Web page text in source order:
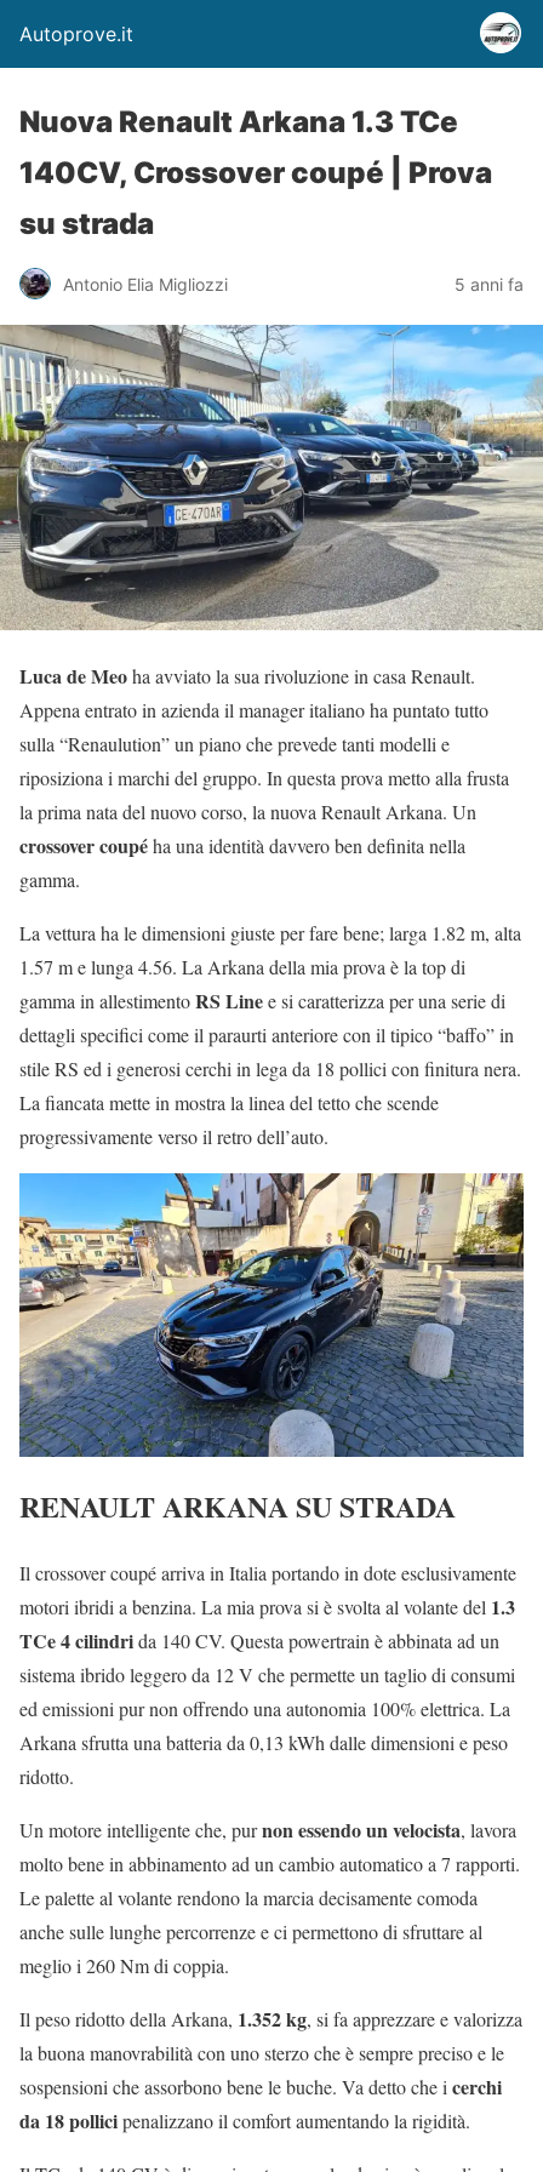
Autoprove.it
Nuova Renault Arkana 1.3 TCe
140CV, Crossover coupé | Prova
su strada
Antonio Elia Migliozzi 5 anni fa
Luca de Meoha avviato la sua rivoluzione in casa Renault.
Appena entrato in azienda il manager italiano ha puntato tutto
sulla “Renaulution” un piano che prevede tanti modelli e
riposiziona i marchi del gruppo. In questa prova metto alla frusta
la prima nata del nuovo corso, la nuova Renault Arkana. Un
crossover coupéha una identità davvero ben definita nella
gamma.
La vettura ha le dimensioni giuste per fare bene; larga 1.82 m, alta
1.57 m e lunga 4.56. La Arkana della mia prova è la top di
gamma in allestimentoRS Linee si caratterizza per una serie di
dettagli specifici come il paraurti anteriore con il tipico “baffo” in
stile RS ed i generosi cerchi in lega da 18 pollici con finitura nera.
La fiancata mette in mostra la linea del tetto che scende
progressivamente verso il retro dell’auto.
RENAULT ARKANA SU STRADA
Il crossover coupé arriva in Italia portando in dote esclusivamente
motori ibridi a benzina. La mia prova si è svolta al volante del 1.3
TCe 4 cilindrida 140 CV. Questa powertrain è abbinata ad un
sistema ibrido leggero da 12 V che permette un taglio di consumi
ed emissioni pur non offrendo una autonomia 100% elettrica. La
Arkana sfrutta una batteria da 0,13 kWh dalle dimensioni e peso
ridotto.
Un motore intelligente che, purnon essendo un velocista, lavora
molto bene in abbinamento ad un cambio automatico a 7 rapporti.
Le palette al volante rendono la marcia decisamente comoda
anche sulle lunghe percorrenze e ci permettono di sfruttare al
meglio i 260 Nm di coppia.
Il peso ridotto della Arkana, 1.352 kg, si fa apprezzare e valorizza
la buona manovrabilità con uno sterzo che è sempre preciso e le
sospensioni che assorbono bene le buche. Va detto che i cerchi
da 18 pollicipenalizzano il comfort aumentando la rigidità.